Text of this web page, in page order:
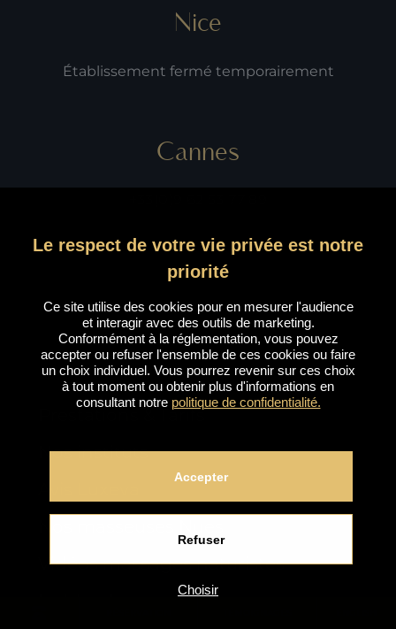
Nice
Établissement fermé temporairement
Cannes
Prestations & Tarifs
Nos instituts
Vidéos massages naturistes
Le respect de votre vie privée est notre
priorité
Ce site utilise des cookies pour en mesurer l'audience
et interagir avec des outils de marketing.
Conformément à la réglementation, vous pouvez
accepter ou refuser l'ensemble de ces cookies ou faire
un choix individuel. Vous pourrez revenir sur ces choix
à tout moment ou obtenir plus d'informations en
consultant notre politique de confidentialité.
Accepter
Refuser
Choisir